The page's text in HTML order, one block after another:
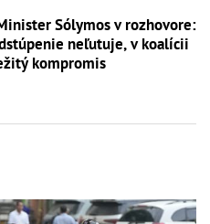
Sólymos v rozhovore:
neľutuje, v koalícii
kompromis